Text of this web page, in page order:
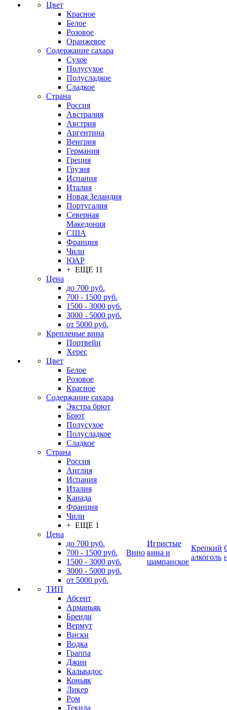
Цвет
Красное
Белое
Розовое
Оранжевое
Содержание сахара
Сухое
Полусухое
Полусладкое
Сладкое
Страна
Россия
Австралия
Австрия
Аргентина
Венгрия
Германия
Греция
Грузия
Испания
Италия
Новая Зеландия
Португалия
Северная
Македония
США
Франция
Чили
ЮАР
+ ЕЩЕ 11
Цена
до 700 руб.
700 - 1500 руб.
1500 - 3000 руб.
3000 - 5000 руб.
от 5000 руб.
Крепленые вина
Портвейн
Херес
Цвет
Белое
Розовое
Красное
Содержание сахара
Экстра брют
Брют
Полусухое
Полусладкое
Сладкое
Страна
Россия
Англия
Испания
Италия
Канада
Франция
Чили
+ ЕЩЕ 1
Цена
до 700 руб.
700 - 1500 руб.
1500 - 3000 руб.
3000 - 5000 руб.
от 5000 руб.
ТИП
Абсент
Арманьяк
Бренди
Вермут
Виски
Водка
Граппа
Джин
Кальвадос
Коньяк
Ликер
Ром
Текила
Вино
Игристые
вина и
шампанское
Крепкий
алкоголь